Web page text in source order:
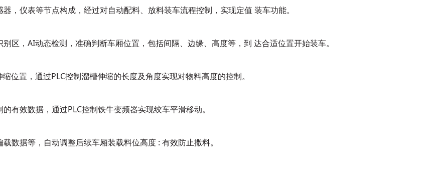
，仪表等节点构成，经过对自动配料、放料装车流程控制，实现定值 装车功能。
区，AI动态检测，准确判断车厢位置，包括间隔、边缘、高度等，到 达合适位置开始装车。
位置，通过PLC控制溜槽伸缩的长度及角度实现对物料高度的控制。
有效数据，通过PLC控制铁牛变频器实现绞车平滑移动。
数据等，自动调整后续车厢装载料位高度 : 有效防止撒料。